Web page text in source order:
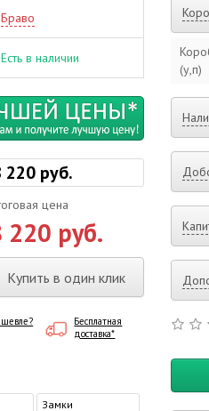
Браво
Есть в наличии
220 руб.
цена
220 руб.
Купить в один клик
Бесплатная
доставка*
Замки
(у,п)